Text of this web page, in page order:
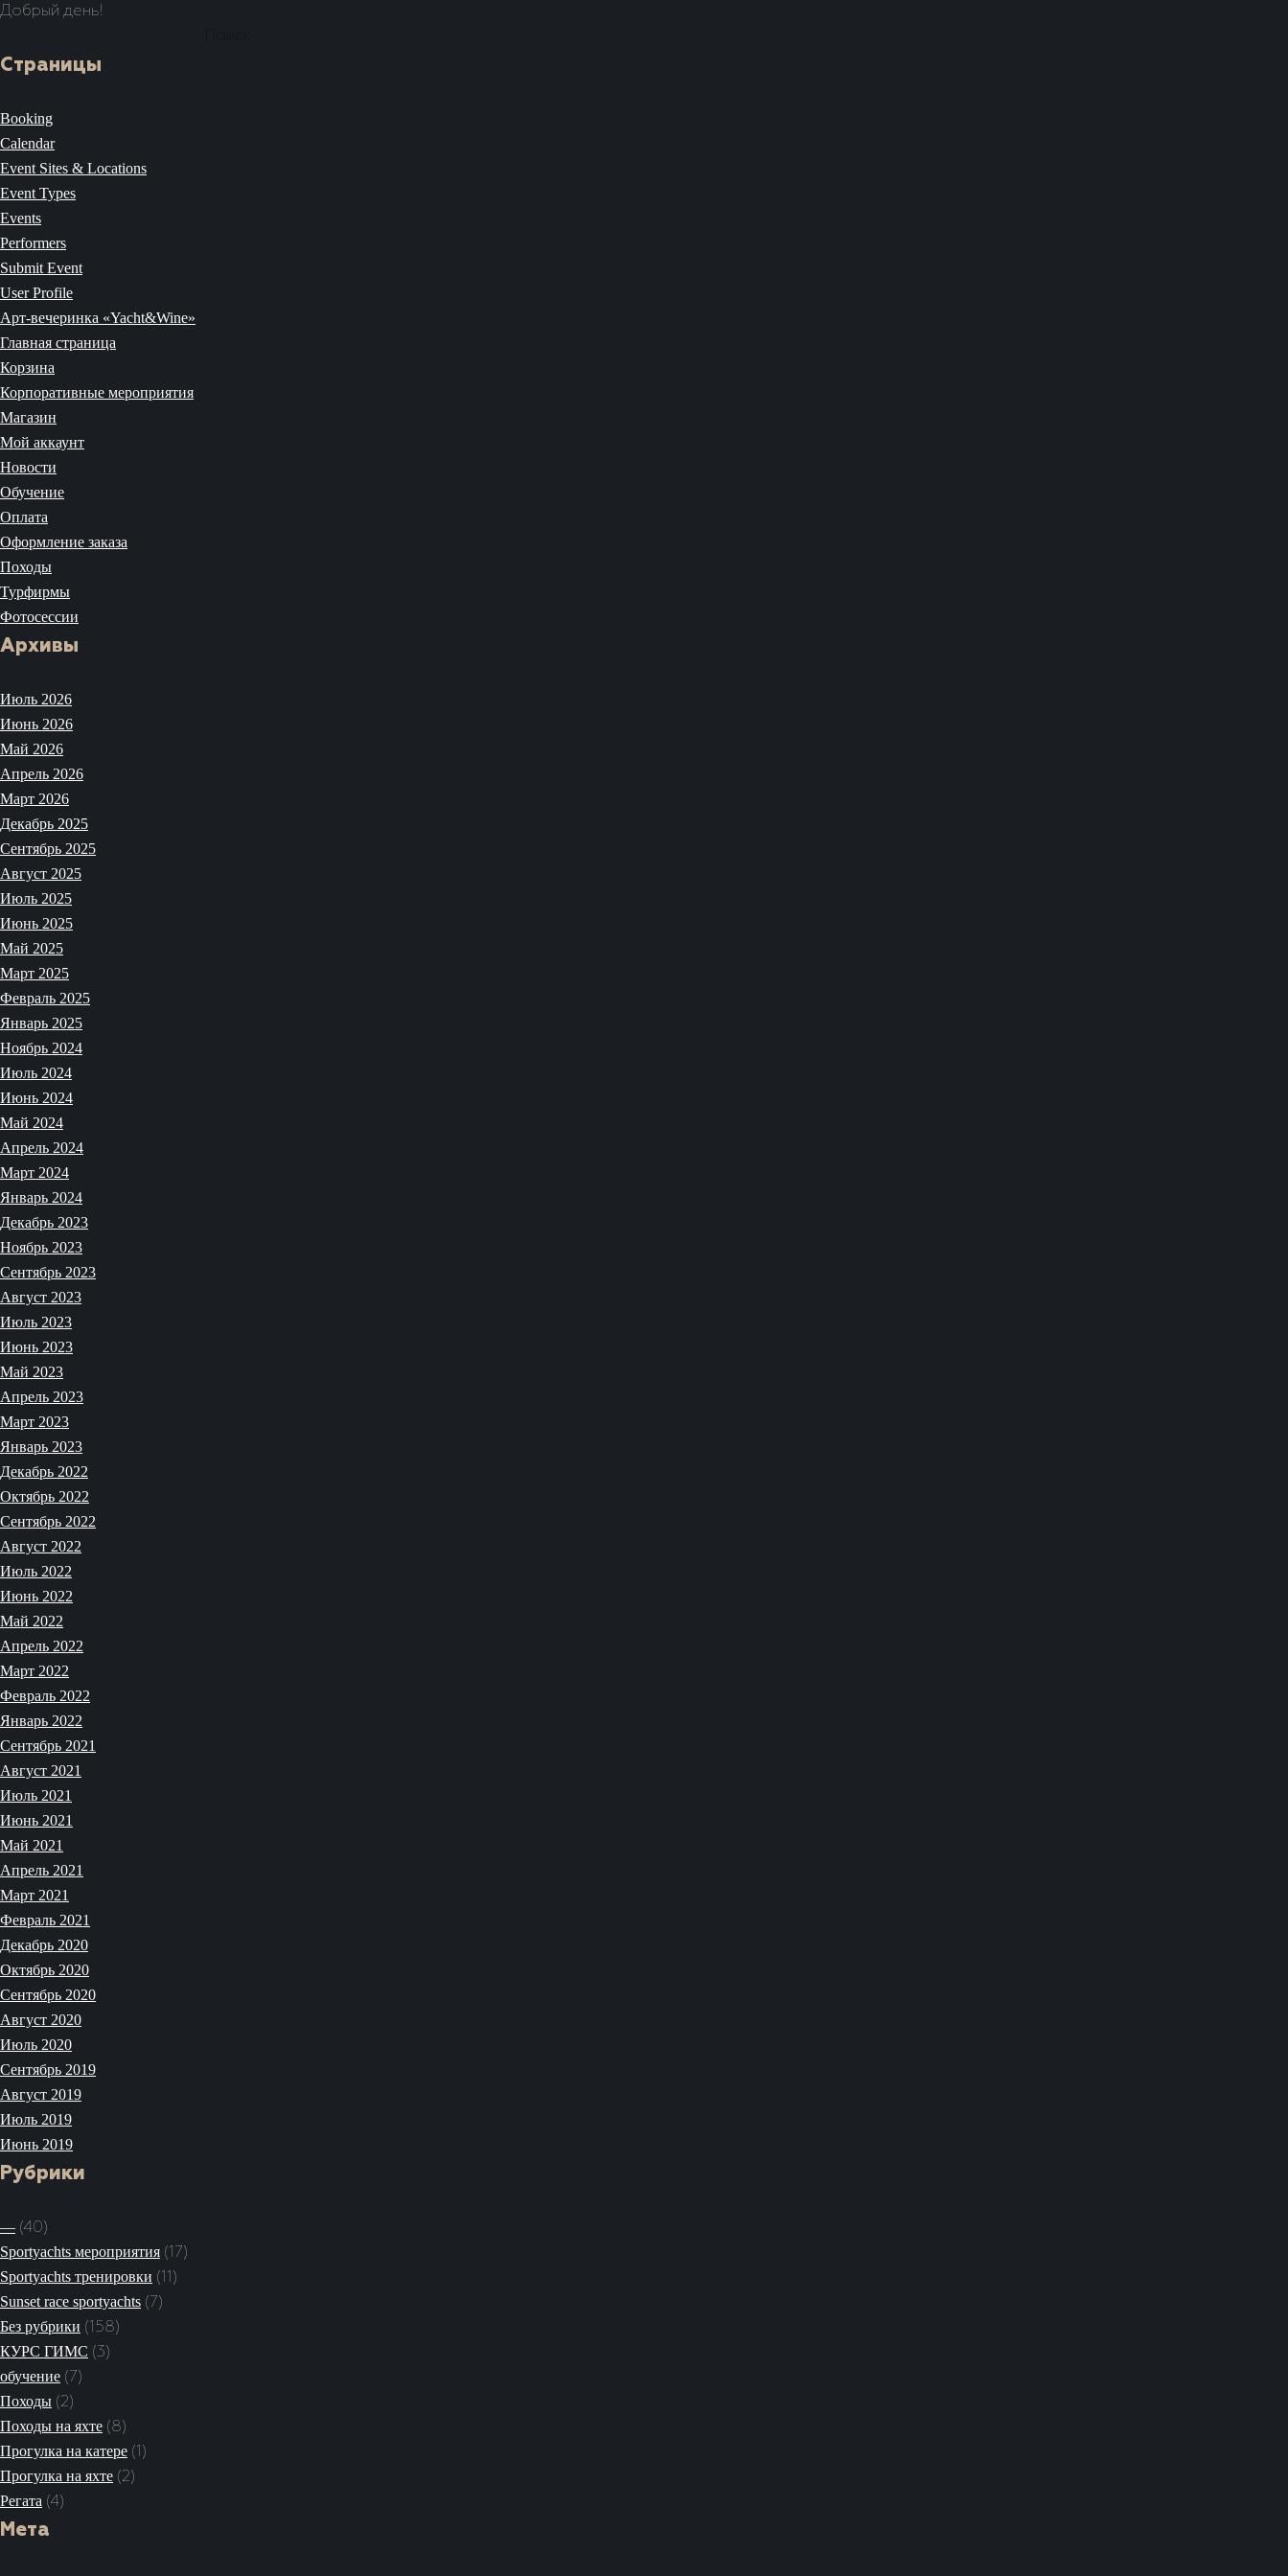
Добрый день!
Страницы
Booking
Calendar
Event Sites & Locations
Event Types
Events
Performers
Submit Event
User Profile
Арт-вечеринка «Yacht&Wine»
Главная страница
Корзина
Корпоративные мероприятия
Магазин
Мой аккаунт
Новости
Обучение
Оплата
Оформление заказа
Походы
Турфирмы
Фотосессии
Архивы
Июль 2026
Июнь 2026
Май 2026
Апрель 2026
Март 2026
Декабрь 2025
Сентябрь 2025
Август 2025
Июль 2025
Июнь 2025
Май 2025
Март 2025
Февраль 2025
Январь 2025
Ноябрь 2024
Июль 2024
Июнь 2024
Май 2024
Апрель 2024
Март 2024
Январь 2024
Декабрь 2023
Ноябрь 2023
Сентябрь 2023
Август 2023
Июль 2023
Июнь 2023
Май 2023
Апрель 2023
Март 2023
Январь 2023
Декабрь 2022
Октябрь 2022
Сентябрь 2022
Август 2022
Июль 2022
Июнь 2022
Май 2022
Апрель 2022
Март 2022
Февраль 2022
Январь 2022
Сентябрь 2021
Август 2021
Июль 2021
Июнь 2021
Май 2021
Апрель 2021
Март 2021
Февраль 2021
Декабрь 2020
Октябрь 2020
Сентябрь 2020
Август 2020
Июль 2020
Сентябрь 2019
Август 2019
Июль 2019
Июнь 2019
Рубрики
— (40)
Sportyachts мероприятия (17)
Sportyachts тренировки (11)
Sunset race sportyachts (7)
Без рубрики (158)
КУРС ГИМС (3)
обучение (7)
Походы (2)
Походы на яхте (8)
Прогулка на катере (1)
Прогулка на яхте (2)
Регата (4)
Мета